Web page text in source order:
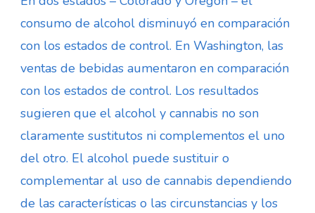
consumo de alcohol disminuyó en comparación
con los estados de control. En Washington, las
ventas de bebidas aumentaron en comparación
con los estados de control. Los resultados
sugieren que el alcohol y cannabis no son
claramente sustitutos ni complementos el uno
del otro. El alcohol puede sustituir o
complementar al uso de cannabis dependiendo
de las características o las circunstancias y los